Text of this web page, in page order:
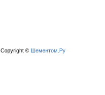
Copyright © Шементом.Ру